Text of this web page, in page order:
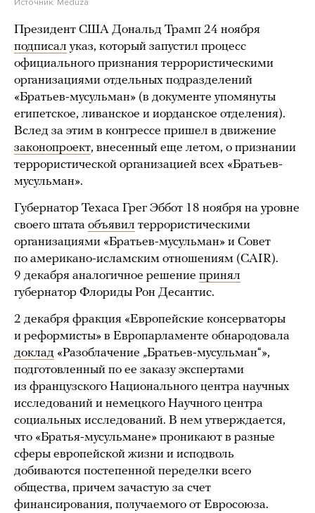
Источник: Meduza
Президент США Дональд Трамп 24 ноября
подписал указ, который запустил процесс
официального признания террористическими
организациями отдельных подразделений
«Братьев-мусульман» (в документе упомянуты
египетское, ливанское и иорданское отделения).
Вслед за этим в конгрессе пришел в движение
законопроект, внесенный еще летом, о признании
террористической организацией всех «Братьев-
мусульман».
Губернатор Техаса Грег Эббот 18 ноября на уровне
своего штата объявил террористическими
организациями «Братьев-мусульман» и Совет
по американо-исламским отношениям (CAIR).
9 декабря аналогичное решение принял
губернатор Флориды Рон Десантис.
2 декабря фракция «Европейские консерваторы
и реформисты» в Европарламенте обнародовала
доклад «Разоблачение „Братьев-мусульман“»,
подготовленный по ее заказу экспертами
из французского Национального центра научных
исследований и немецкого Научного центра
социальных исследований. В нем утверждается,
что «Братья-мусульмане» проникают в разные
сферы европейской жизни и исподволь
добиваются постепенной переделки всего
общества, причем зачастую за счет
финансирования, получаемого от Евросоюза.